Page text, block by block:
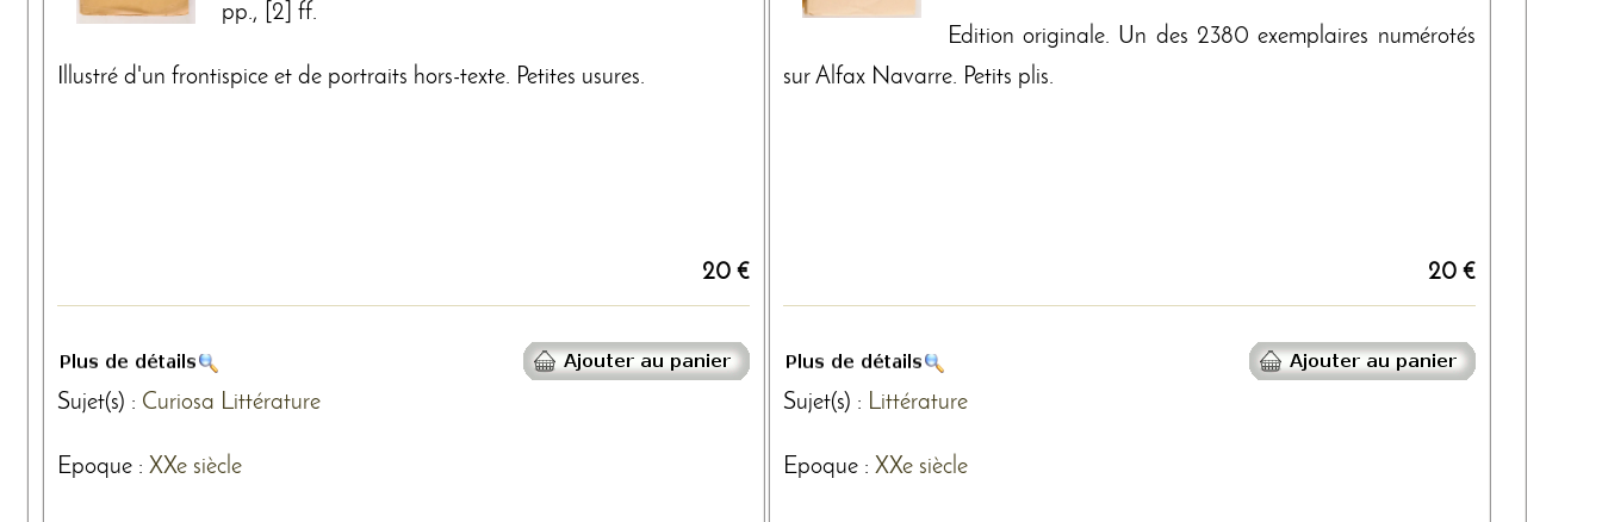
pp., [2] ff.
Illustré d'un frontispice et de portraits hors-texte. Petites usures.
20 €
Sujet(s) : Curiosa Littérature
Epoque : XXe siècle
Edition originale. Un des 2380 exemplaires numérotés
sur Alfax Navarre. Petits plis.
20 €
Sujet(s) : Littérature
Epoque : XXe siècle